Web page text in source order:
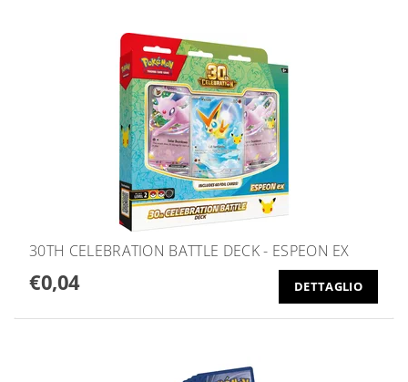
30TH CELEBRATION BATTLE DECK - ESPEON EX
€0,04 DETTAGLIO